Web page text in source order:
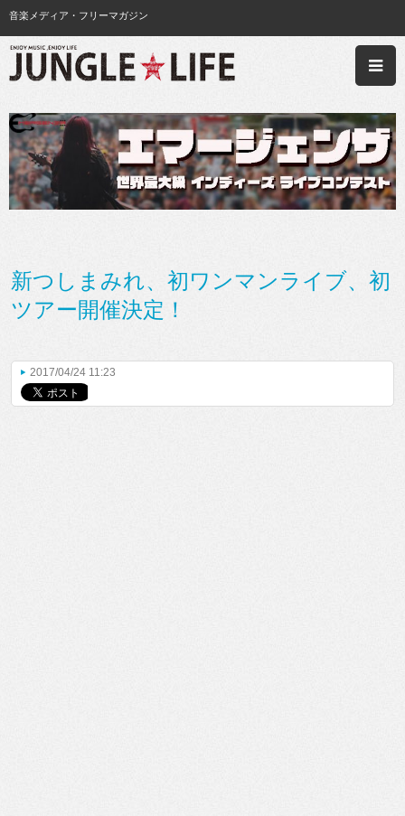
音楽メディア・フリーマガジン
新つしまみれ、初ワンマンライブ、初
ツアー開催決定！
2017/04/24 11:23